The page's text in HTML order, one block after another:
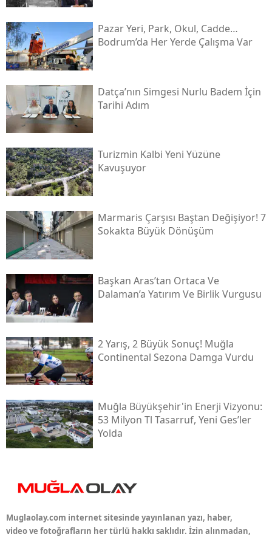
Pazar Yeri, Park, Okul, Cadde…
Bodrum’da Her Yerde Çalışma Var
Datça’nın Simgesi Nurlu Badem İçin
Tarihi Adım
Turizmin Kalbi Yeni Yüzüne
Kavuşuyor
Marmaris Çarşısı Baştan Değişiyor! 7
Sokakta Büyük Dönüşüm
Başkan Aras’tan Ortaca Ve
Dalaman’a Yatırım Ve Birlik Vurgusu
2 Yarış, 2 Büyük Sonuç! Muğla
Continental Sezona Damga Vurdu
Muğla Büyükşehir'in Enerji Vizyonu:
53 Milyon Tl Tasarruf, Yeni Ges’ler
Yolda
Muglaolay.com internet sitesinde yayınlanan yazı, haber,
video ve fotoğrafların her türlü hakkı saklıdır. İzin alınmadan,